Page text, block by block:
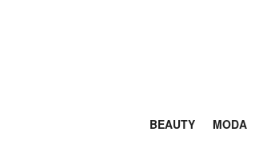
BEAUTY MODA